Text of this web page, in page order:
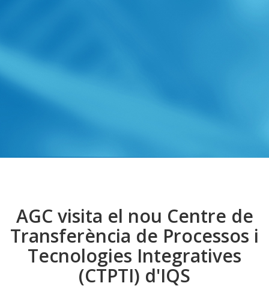
AGC visita el nou Centre de
Transferència de Processos i
Tecnologies Integratives
(CTPTI) d'IQS